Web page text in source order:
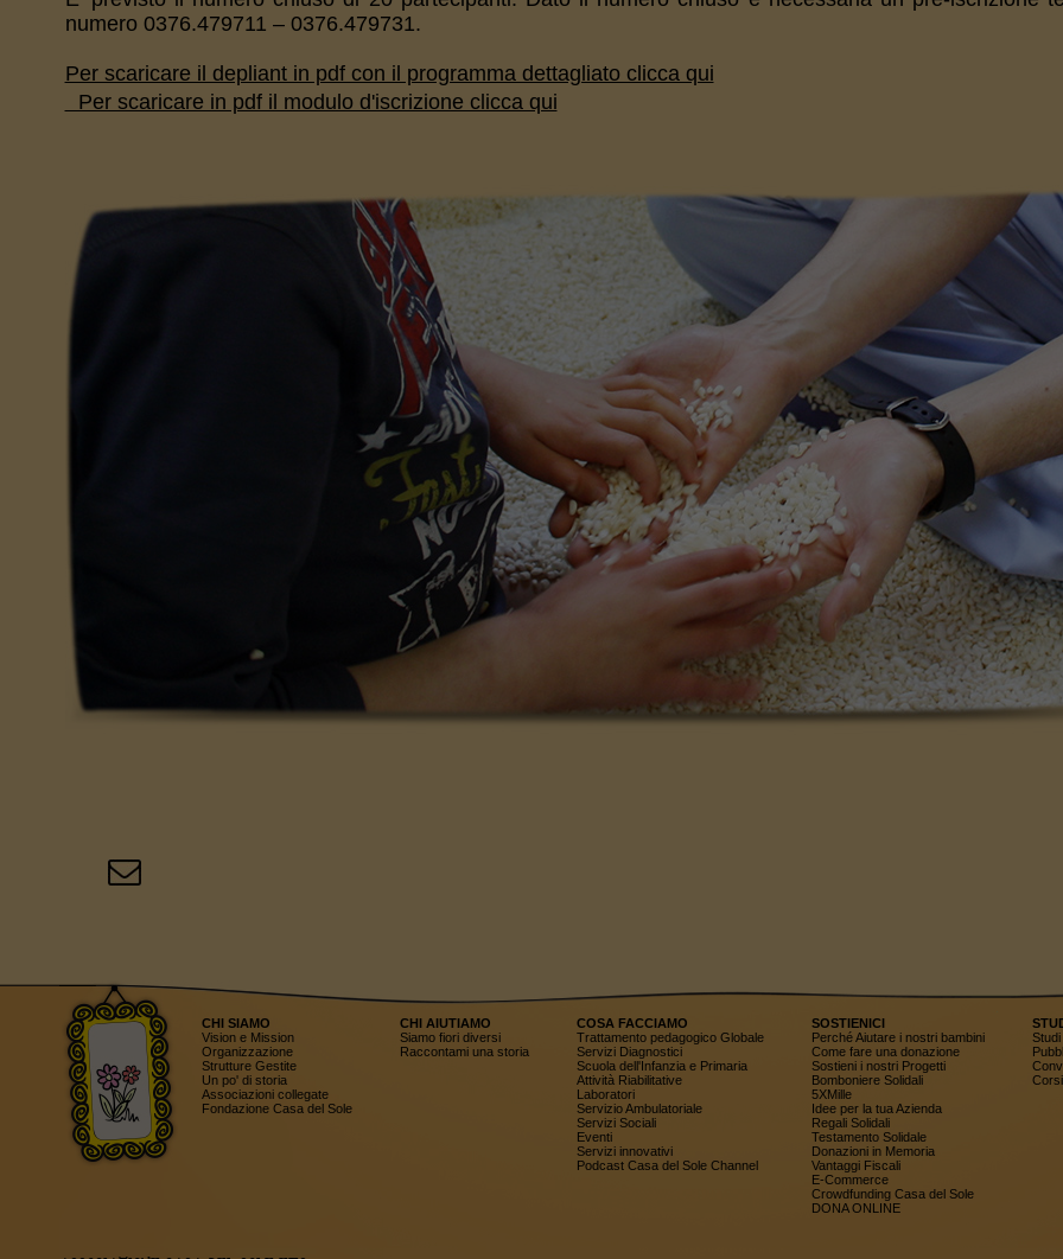
numero 0376.479711 – 0376.479731.
Per scaricare il depliant in pdf con il programma dettagliato clicca qui
Per scaricare in pdf il modulo d'iscrizione clicca qui
CHI SIAMO
Vision e Mission
Organizzazione
Strutture Gestite
Un po' di storia
Associazioni collegate
Fondazione Casa del Sole
CHI AIUTIAMO
Siamo fiori diversi
Raccontami una storia
COSA FACCIAMO
Trattamento pedagogico Globale
Servizi Diagnostici
Scuola dell'Infanzia e Primaria
Attività Riabilitative
Laboratori
Servizio Ambulatoriale
Servizi Sociali
Eventi
Servizi innovativi
Podcast Casa del Sole Channel
SOSTIENICI
Perché Aiutare i nostri bambini
Come fare una donazione
Sostieni i nostri Progetti
Bomboniere Solidali
5XMille
Idee per la tua Azienda
Regali Solidali
Testamento Solidale
Donazioni in Memoria
Vantaggi Fiscali
E-Commerce
Crowdfunding Casa del Sole
DONA ONLINE
Studi